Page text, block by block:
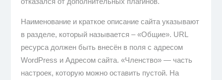
Наименование и краткое описание сайта указывают
в разделе, который называется – «Общие». URL
ресурса должен быть внесён в поля с адресом
WordPress и Адресом сайта. «Членство» — часть
настроек, которую можно оставить пустой. На